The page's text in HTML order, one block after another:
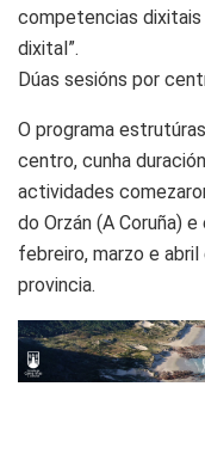
competencias dixitais
dixital”.
Dúas sesións por
O programa
centro, cunha
actividades
do Orzán (A Coruña)
febreiro, marzo e
provincia.